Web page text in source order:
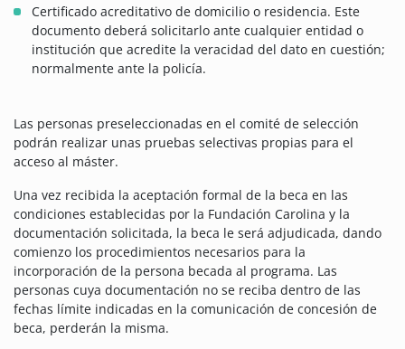
Certificado acreditativo de domicilio o residencia. Este
documento deberá solicitarlo ante cualquier entidad o
institución que acredite la veracidad del dato en cuestión;
normalmente ante la policía.
Las personas preseleccionadas en el comité de selección
podrán realizar unas pruebas selectivas propias para el
acceso al máster.
Una vez recibida la aceptación formal de la beca en las
condiciones establecidas por la Fundación Carolina y la
documentación solicitada, la beca le será adjudicada, dando
comienzo los procedimientos necesarios para la
incorporación de la persona becada al programa. Las
personas cuya documentación no se reciba dentro de las
fechas límite indicadas en la comunicación de concesión de
beca, perderán la misma.